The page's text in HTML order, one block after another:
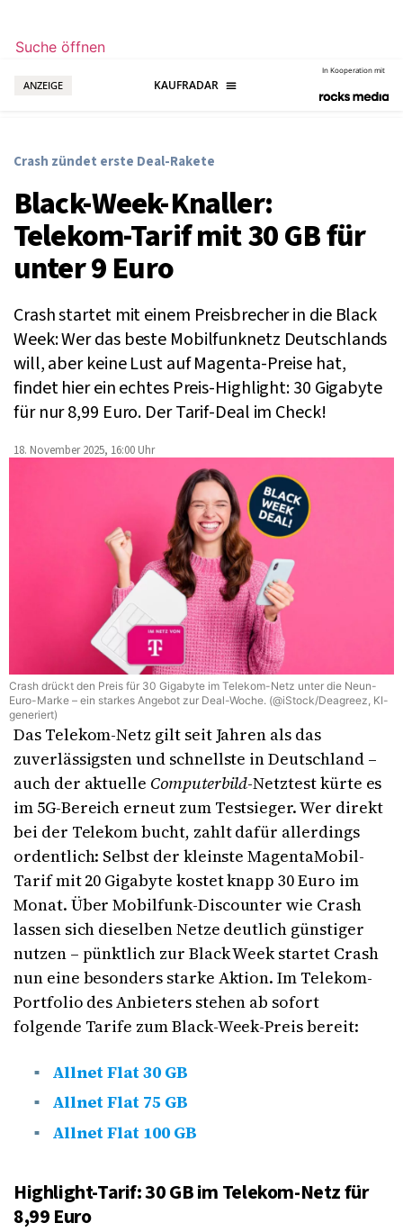
Suche öffnen
ANZEIGE
In Kooperation mit
Crash zündet erste Deal-Rakete
Black-Week-Knaller:
Telekom-Tarif mit 30 GB für
unter 9 Euro
Crash startet mit einem Preisbrecher in die Black
Week: Wer das beste Mobilfunknetz Deutschlands
will, aber keine Lust auf Magenta-Preise hat,
findet hier ein echtes Preis-Highlight: 30 Gigabyte
für nur 8,99 Euro. Der Tarif-Deal im Check!
18. November 2025, 16:00 Uhr
Crash drückt den Preis für 30 Gigabyte im Telekom-Netz unter die Neun-
Euro-Marke – ein starkes Angebot zur Deal-Woche. (@iStock/Deagreez, KI-
generiert)
Das Telekom-Netz gilt seit Jahren als das
zuverlässigsten und schnellste in Deutschland –
auch der aktuelle Computerbild-Netztest kürte es
im 5G-Bereich erneut zum Testsieger. Wer direkt
bei der Telekom bucht, zahlt dafür allerdings
ordentlich: Selbst der kleinste MagentaMobil-
Tarif mit 20 Gigabyte kostet knapp 30 Euro im
Monat. Über Mobilfunk-Discounter wie Crash
lassen sich dieselben Netze deutlich günstiger
nutzen – pünktlich zur Black Week startet Crash
nun eine besonders starke Aktion. Im Telekom-
Portfolio des Anbieters stehen ab sofort
folgende Tarife zum Black-Week-Preis bereit:
Allnet Flat 30 GB
Allnet Flat 75 GB
Allnet Flat 100 GB
Highlight-Tarif: 30 GB im Telekom-Netz für
8,99 Euro